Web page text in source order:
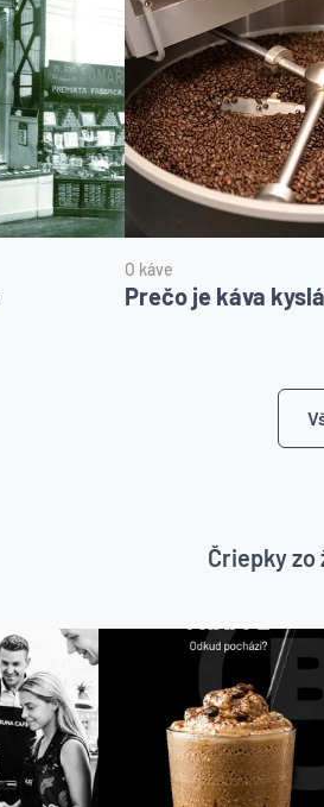
O káve
Prečo je káva
Čriepky zo